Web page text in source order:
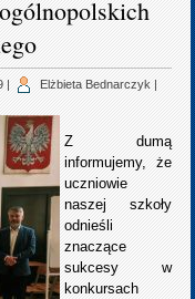
Elżbieta Bednarczyk
Z dumą
informujemy, że
uczniowie
naszej szkoły
odnieśli
znaczące
sukcesy w
konkursach